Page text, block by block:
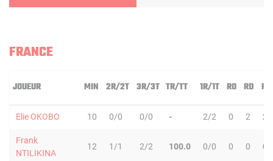
FRANCE
JOUEUR MIN 2R/2T 3R/3T TR/TT 1R/1T RO RD RT
Elie OKOBO 10 0/0 0/0 - 2/2 0 2 2
Frank
NTILIKINA
12 1/1 2/2 100.0 0/0 0 0 0